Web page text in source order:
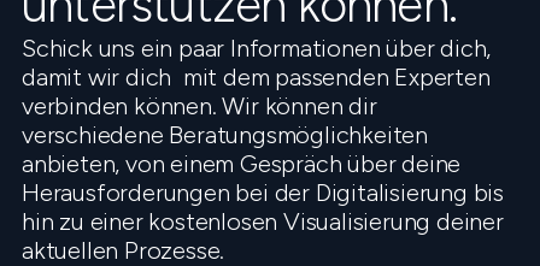
Schick uns ein paar Informationen über dich,
damit wir dich mit dem passenden Experten
verbinden können. Wir können dir
verschiedene Beratungsmöglichkeiten
anbieten, von einem Gespräch über deine
Herausforderungen bei der Digitalisierung bis
hin zu einer kostenlosen Visualisierung deiner
aktuellen Prozesse.